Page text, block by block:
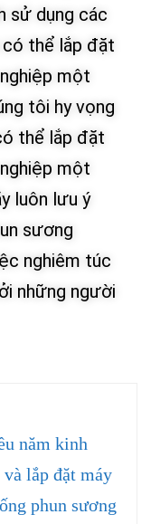
sử dụng các
có thể lắp đặt
một
tôi hy vọng
thể lắp đặt
một
luôn lưu ý
sương
nghiêm túc
những người
năm kinh
lắp đặt máy
phun sương